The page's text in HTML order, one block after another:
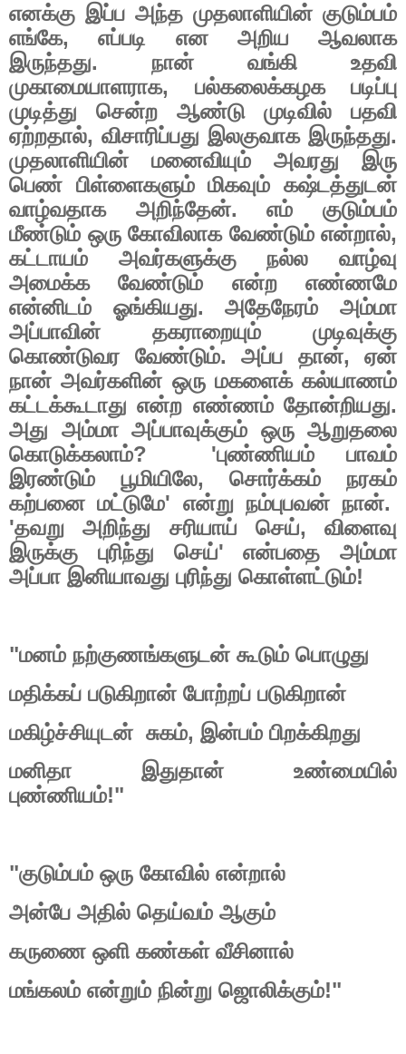
எனக்கு இப்ப அந்த முதலாளியின் குடும்பம்
எங்கே,எப்படி என அறிய
ஆவலாக
இருந்தது. நான் வங்கி
உதவி
முகாமையாளராக, பல்கலைக்கழக
படிப்பு
முடித்து
சென்ற ஆண்டு முடிவில்
பதவி
ஏற்றதால், விசாரிப்பது இலகுவாக இருந்தது.
முதலாளியின்
மனைவியும் அவரது
இரு
பெண் பிள்ளைகளும் மிகவும் கஷ்டத்துடன்
வாழ்வதாக
அறிந்தேன்.எம்
குடும்பம்
மீண்டும் ஒரு கோவிலாக வேண்டும் என்றால்,
கட்டாயம்
அவர்களுக்கு நல்ல
வாழ்வு
அமைக்க
வேண்டும் என்ற
எண்ணமே
என்னிடம்
ஓங்கியது.அதேநேரம்
அம்மா
அப்பாவின்
தகராறையும்
முடிவுக்கு
கொண்டுவர
வேண்டும். அப்ப தான், ஏன்
நான் அவர்களின் ஒரு மகளைக் கல்யாணம்
கட்டக்கூடாது என்ற எண்ணம் தோன்றியது.
அது அம்மா அப்பாவுக்கும் ஒரு ஆறுதலை
கொடுக்கலாம்? 'புண்ணியம்
பாவம்
இரண்டும்
பூமியிலே, சொர்க்கம்
நரகம்
கற்பனை மட்டுமே' என்று நம்புபவன் நான்.
'தவறு அறிந்து சரியாய் செய், விளைவு
இருக்கு
புரிந்து செய்'என்பதை
அம்மா
அப்பா இனியாவது புரிந்து கொள்ளட்டும்!
"மனம் நற்குணங்களுடன் கூடும் பொழுது
மதிக்கப் படுகிறான் போற்றப் படுகிறான்
மகிழ்ச்சியுடன் சுகம், இன்பம் பிறக்கிறது
மனிதா
இதுதான்
உண்மையில்
புண்ணியம்!"
"குடும்பம் ஒரு கோவில் என்றால்
அன்பே அதில் தெய்வம் ஆகும்
கருணை ஒளி கண்கள் வீசினால்
மங்கலம் என்றும் நின்று ஜொலிக்கும்!"